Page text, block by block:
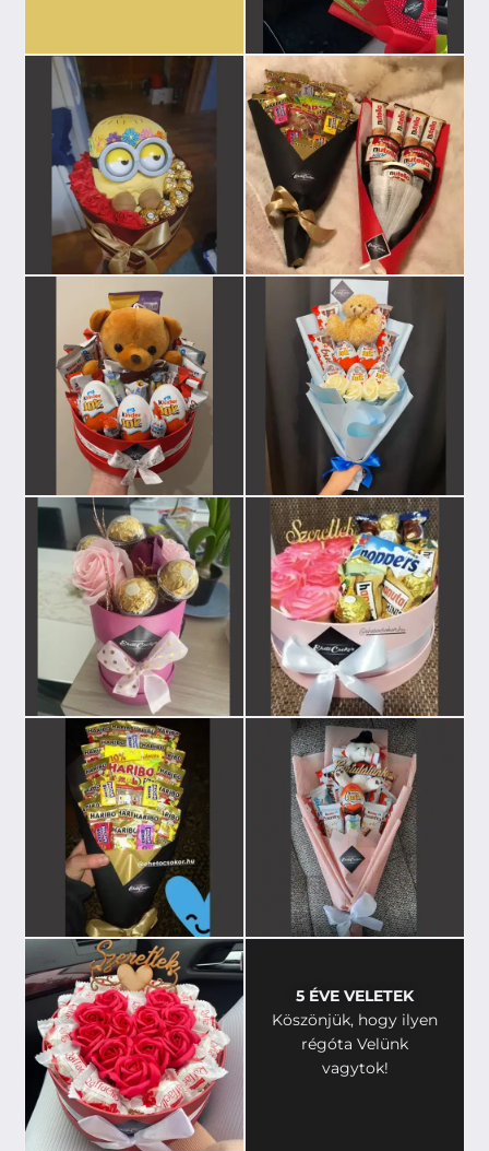
5 ÉVE VELETEK
Köszönjük, hogy ilyen
régóta Velünk
vagytok!